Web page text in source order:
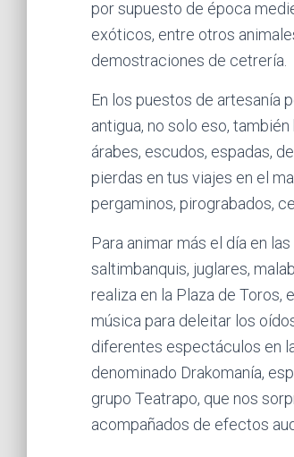
por supuesto de época
exóticos, entre otros
demostraciones de cetrería.
En los puestos de artesanía
antigua, no solo eso,
árabes, escudos, espadas,
pierdas en tus viajes en el
pergaminos, pirograbados,
Para animar más el día en
saltimbanquis, juglares,
realiza en la Plaza de Toros,
música para deleitar los
diferentes espectáculos en
denominado Drakomanía,
grupo Teatrapo, que nos
acompañados de efectos